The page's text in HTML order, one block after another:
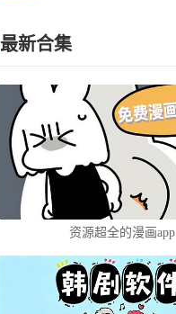
最新合集
资源超全的漫画app